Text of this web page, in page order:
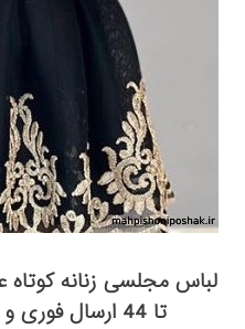
تا 44 ارسال فوری و رایگان مجلسی کوتاه